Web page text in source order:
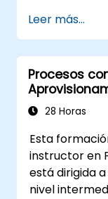
listas de
trabajo y
Realizar
plan de
(MRP) y
SAP S/
y el
Analizar
informes
Leer más...
Procesos
28 Horas
Esta
instructor en
está dirigida
nivel